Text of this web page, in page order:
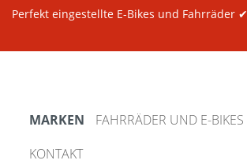
Perfekt eingestellte E-Bikes und Fahrräder ✔
MARKEN FAHRRÄDER UND E-BIKES
KONTAKT